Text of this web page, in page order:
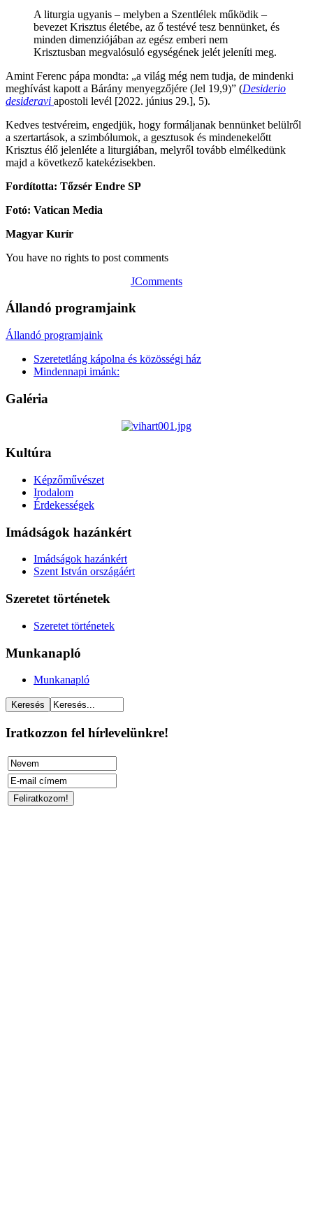
A liturgia ugyanis – melyben a Szentlélek működik –
bevezet Krisztus életébe, az ő testévé tesz bennünket, és
minden dimenziójában az egész emberi nem
Krisztusban megvalósuló egységének jelét jeleníti meg.
Amint Ferenc pápa mondta: „a világ még nem tudja, de mindenki
meghívást kapott a Bárány menyegzőjére (Jel 19,9)” (Desiderio
desideravi apostoli levél [2022. június 29.], 5).
Kedves testvéreim, engedjük, hogy formáljanak bennünket belülről
a szertartások, a szimbólumok, a gesztusok és mindenekelőtt
Krisztus élő jelenléte a liturgiában, melyről tovább elmélkedünk
majd a következő katekézisekben.
Fordította: Tőzsér Endre SP
Fotó: Vatican Media
Magyar Kurír
You have no rights to post comments
JComments
Állandó programjaink
Állandó programjaink
Szeretetláng kápolna és közösségi ház
Mindennapi imánk:
Galéria
Kultúra
Képzőművészet
Irodalom
Érdekességek
Imádságok hazánkért
Imádságok hazánkért
Szent István országáért
Szeretet történetek
Szeretet történetek
Munkanapló
Munkanapló
Iratkozzon fel hírlevelünkre!